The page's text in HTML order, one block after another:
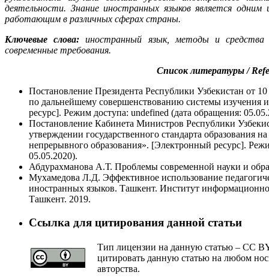
деятельности. Знание иностранных языков является
работающим в различных сферах страны.
Ключевые слова: иностранный язык, методы и средства
современные требования.
Список литературы /
Постановление Президента Республики Узбекистан от
по дальнейшему совершенствованию системы изучения
ресурс]. Режим доступа: undefined (дата обращения:
Постановление Кабинета Министров Республики
утверждении государственного стандарта образования
непрерывного образования». [Электронный ресурс].
05.05.2020).
Абдурахманова А.Т. Проблемы современной науки и
Мухамедова Л.Д. Эффективное использование
иностранных языков. Ташкент. Институт
Ташкент. 2019.
Ссылка для цитирования данной статьи
Тип лицензии на данную статью – CC
цитировать данную статью на любом
авторства.